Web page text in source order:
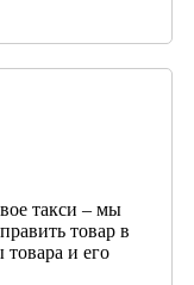
такси – мы
товар в
и его